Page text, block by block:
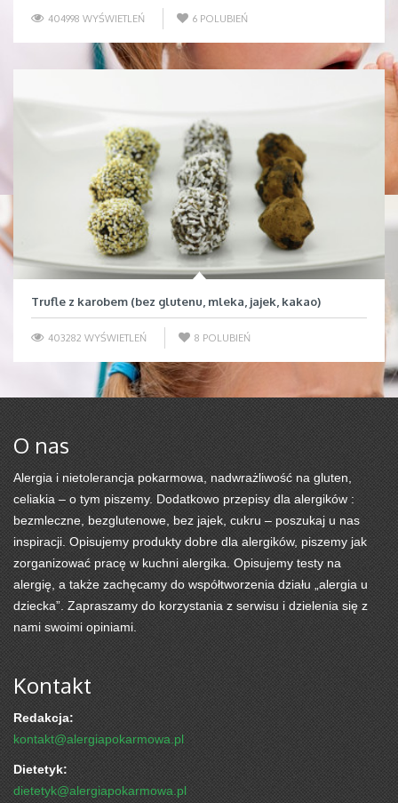
404998 WYŚWIETLEŃ 6 POLUBIEŃ
Trufle z karobem (bez glutenu, mleka, jajek, kakao)
403282 WYŚWIETLEŃ 8 POLUBIEŃ
O nas
Alergia i nietolerancja pokarmowa, nadwrażliwość na gluten,
celiakia – o tym piszemy. Dodatkowo przepisy dla alergików :
bezmleczne, bezglutenowe, bez jajek, cukru – poszukaj u nas
inspiracji. Opisujemy produkty dobre dla alergików, piszemy jak
zorganizować pracę w kuchni alergika. Opisujemy testy na
alergię, a także zachęcamy do współtworzenia działu „alergia u
dziecka”. Zapraszamy do korzystania z serwisu i dzielenia się z
nami swoimi opiniami.
Kontakt
Redakcja:
kontakt@alergiapokarmowa.pl
Dietetyk:
dietetyk@alergiapokarmowa.pl